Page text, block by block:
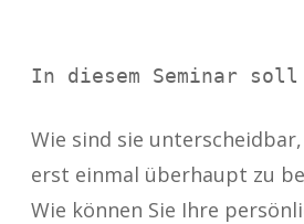
In diesem Seminar
Wie sind sie
erst einmal überhaupt zu
Wie können Sie Ihre